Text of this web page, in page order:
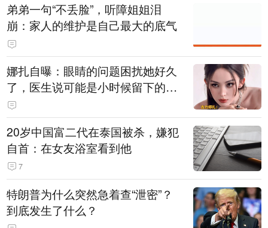
弟弟一句“不丢脸”，听障姐姐泪
崩：家人的维护是自己最大的底气
娜扎自曝：眼睛的问题困扰她好久
了，医生说可能是小时候留下的病
根
20岁中国富二代在泰国被杀，嫌犯
自首：在女友浴室看到他
7
特朗普为什么突然急着查“泄密”？
到底发生了什么？